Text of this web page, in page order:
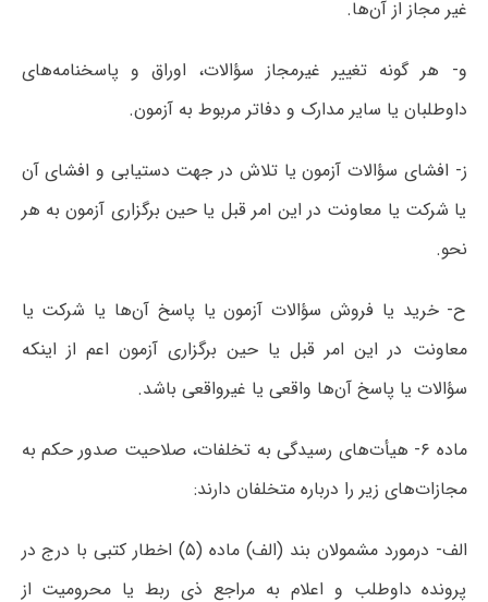
غیر مجاز از آن‌ها.
و- هر گونه تغییر غیرمجاز سؤالات، اوراق و پاسخنامه‌های
داوطلبان یا سایر مدارک و دفاتر مربوط به آزمون.
ز- افشای سؤالات آزمون یا تلاش در جهت دستیابی و افشای آن
یا شرکت یا معاونت در این امر قبل یا حین برگزاری آزمون به هر
نحو.
ح- خرید یا فروش سؤالات آزمون یا پاسخ آن‌ها یا شرکت یا
معاونت در این امر قبل یا حین برگزاری آزمون اعم از اینکه
سؤالات یا پاسخ آن‌ها واقعی یا غیرواقعی باشد.
ماده ۶- هیأت‌های رسیدگی به تخلفات، صلاحیت صدور حکم به
مجازات‌های زیر را درباره متخلفان دارند:
الف- درمورد مشمولان بند (الف) ماده (۵) اخطار کتبی با درج در
پرونده داوطلب و اعلام به مراجع ذی ربط یا محرومیت از